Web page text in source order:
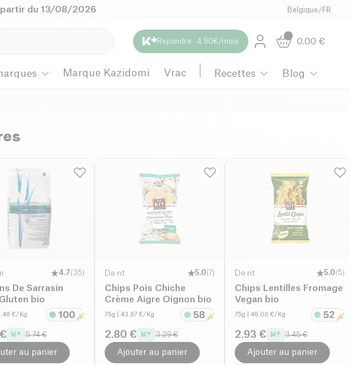
partir du 13/08/2026 Belgique /FR
Rejoindre · 4.90€/mois 0.00 €
Marque Kazidomi Vrac Recettes Blog
4.7(35)
De Sarrasin
bio
€/Kg
5.74 €
au panier
De rit 5.0( 7)
Chips Pois Chiche
Crème Aigre Oignon bio
75g | 43.87 €/Kg
2.80 € 3.29 €
Ajouter au panier
De rit 5.0(5)
Chips Lentilles Fromage
Vegan bio
75g | 46.00 €/Kg
2.93 € 3.45 €
Ajouter au panier